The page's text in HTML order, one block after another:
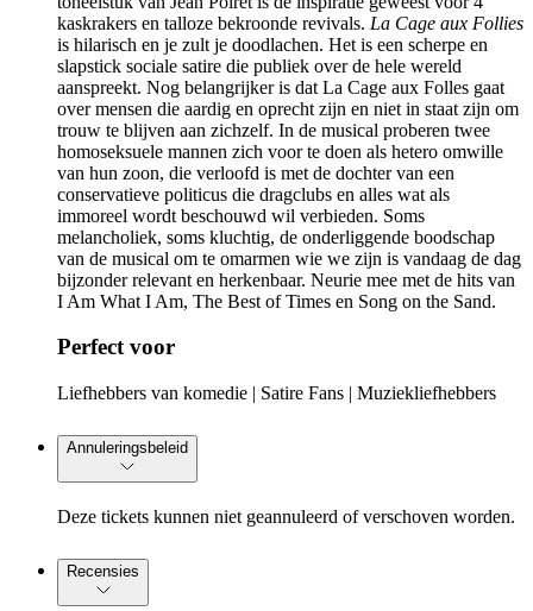
kaskrakers en talloze bekroonde revivals. La Cage aux Follies
is hilarisch en je zult je doodlachen. Het is een scherpe en
slapstick sociale satire die publiek over de hele wereld
aanspreekt. Nog belangrijker is dat La Cage aux Folles gaat
over mensen die aardig en oprecht zijn en niet in staat zijn om
trouw te blijven aan zichzelf. In de musical proberen twee
homoseksuele mannen zich voor te doen als hetero omwille
van hun zoon, die verloofd is met de dochter van een
conservatieve politicus die dragclubs en alles wat als
immoreel wordt beschouwd wil verbieden. Soms
melancholiek, soms kluchtig, de onderliggende boodschap
van de musical om te omarmen wie we zijn is vandaag de dag
bijzonder relevant en herkenbaar. Neurie mee met de hits van
I Am What I Am, The Best of Times en Song on the Sand.
Perfect voor
Liefhebbers van komedie | Satire Fans | Muziekliefhebbers
Annuleringsbeleid
Deze tickets kunnen niet geannuleerd of verschoven worden.
Recensies